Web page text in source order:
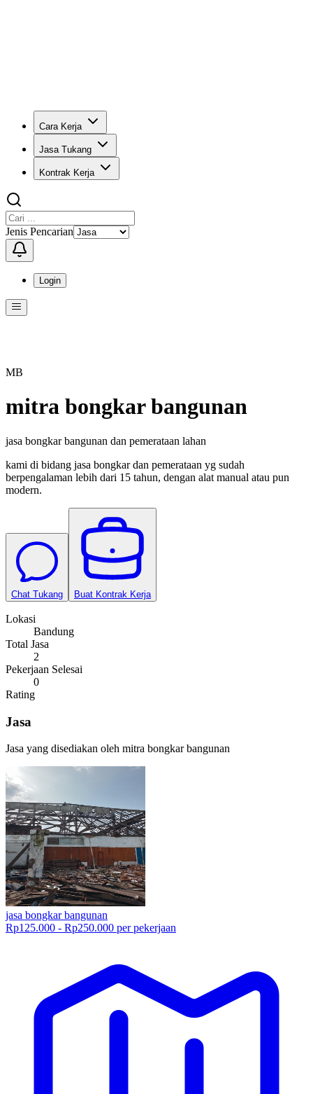
Cara Kerja
Jasa Tukang
Kontrak Kerja
Jenis Pencarian
Login
Menu ini berisi navigasi untuk mengakses fitur-fitur di KangPro
MB
mitra bongkar bangunan
jasa bongkar bangunan dan pemerataan lahan
kami di bidang jasa bongkar dan pemerataan yg sudah
berpengalaman lebih dari 15 tahun, dengan alat manual atau pun
modern.
Chat Tukang Buat Kontrak Kerja
Lokasi
Bandung
Total Jasa
2
Pekerjaan Selesai
0
Rating
Jasa
Jasa yang disediakan oleh mitra bongkar bangunan
jasa bongkar bangunan
Rp125.000 - Rp250.000 per pekerjaan